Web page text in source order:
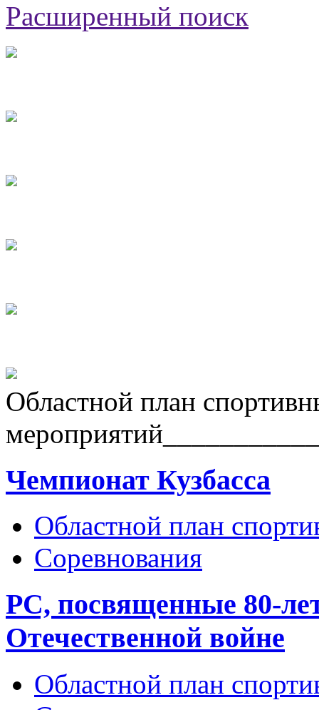
Расширенный поиск
Областной план
мероприятий
Чемпионат Кузбасса
Областной план
Соревнования
РС, посвященные 80-
Отечественной войне
Областной план